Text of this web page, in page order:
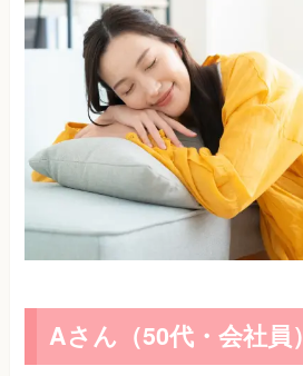
Aさん（50代・会社員）